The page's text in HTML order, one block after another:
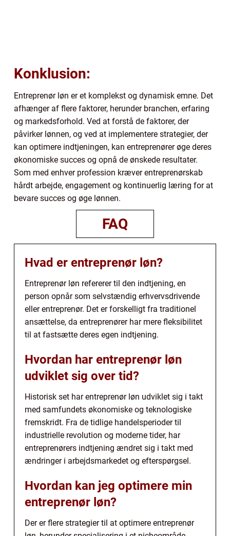
Konklusion:
Entreprenør løn er et komplekst og dynamisk emne. Det
afhænger af flere faktorer, herunder branchen, erfaring
og markedsforhold. Ved at forstå de faktorer, der
påvirker lønnen, og ved at implementere strategier, der
kan optimere indtjeningen, kan entreprenører øge deres
økonomiske succes og opnå de ønskede resultater.
Som med enhver profession kræver entreprenørskab
hårdt arbejde, engagement og kontinuerlig læring for at
bevare succes og øge lønnen.
FAQ
Hvad er entreprenør løn?
Entreprenør løn refererer til den indtjening, en
person opnår som selvstændig erhvervsdrivende
eller entreprenør. Det er forskelligt fra traditionel
ansættelse, da entreprenører har mere fleksibilitet
til at fastsætte deres egen indtjening.
Hvordan har entreprenør løn
udviklet sig over tid?
Historisk set har entreprenør løn udviklet sig i takt
med samfundets økonomiske og teknologiske
fremskridt. Fra de tidlige handelsperioder til
industrielle revolution og moderne tider, har
entreprenørers indtjening ændret sig i takt med
ændringer i arbejdsmarkedet og efterspørgsel.
Hvordan kan jeg optimere min
entreprenør løn?
Der er flere strategier til at optimere entreprenør